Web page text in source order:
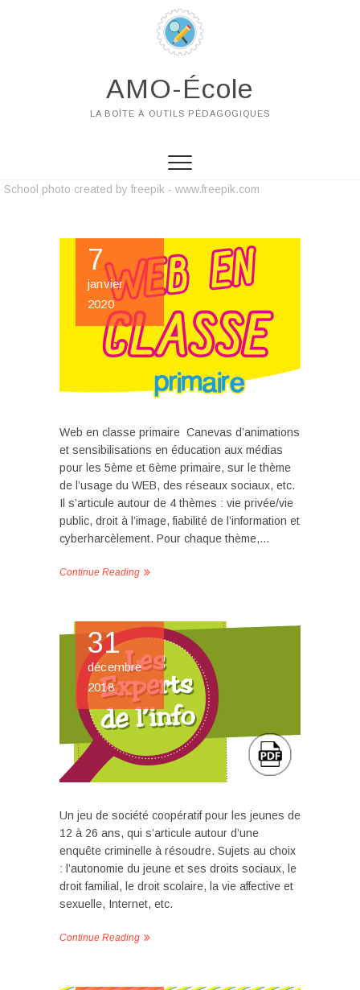
AMO-École
LA BOÎTE À OUTILS PÉDAGOGIQUES
School photo created by freepik - www.freepik.com
7
janvier
2020
Web en classe primaire Canevas d’animations
et sensibilisations en éducation aux médias
pour les 5ème et 6ème primaire, sur le thème
de l’usage du WEB, des réseaux sociaux, etc.
Il s’articule autour de 4 thèmes : vie privée/vie
public, droit à l’image, fiabilité de l’information et
cyberharcèlement. Pour chaque thème,…
Continue Reading
31
décembre
2018
Un jeu de société coopératif pour les jeunes de
12 à 26 ans, qui s’articule autour d’une
enquête criminelle à résoudre. Sujets au choix
: l’autonomie du jeune et ses droits sociaux, le
droit familial, le droit scolaire, la vie affective et
sexuelle, Internet, etc.
Continue Reading